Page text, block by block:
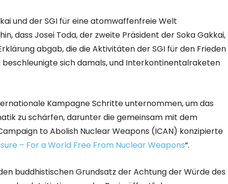
und der SGI für eine atomwaffenfreie Welt
dass Josei Toda, der zweite Präsident der Soka Gakkai,
abgab, die die Aktivitäten der SGI für den Frieden
sich damals, und Interkontinentalraketen
Kampagne Schritte unternommen, um das
zu schärfen, darunter die gemeinsam mit dem
to Abolish Nuclear Weapons (ICAN) konzipierte
– For a World Free From Nuclear Weapons“.
buddhistischen Grundsatz der Achtung der Würde des